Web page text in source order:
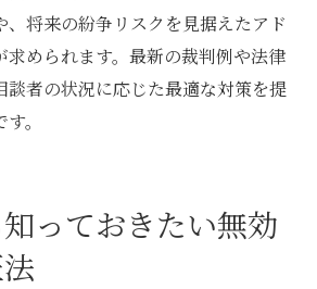
、将来の紛争リスクを見据えたアド
求められます。最新の裁判例や法律
談者の状況に応じた最適な対策を提
。
っておきたい無効